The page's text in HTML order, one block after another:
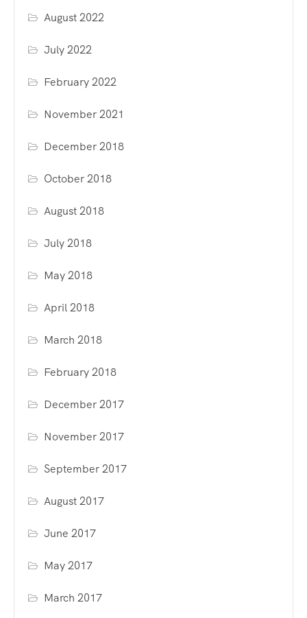
August 2022
July 2022
February 2022
November 2021
December 2018
October 2018
August 2018
July 2018
May 2018
April 2018
March 2018
February 2018
December 2017
November 2017
September 2017
August 2017
June 2017
May 2017
March 2017